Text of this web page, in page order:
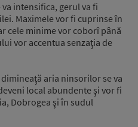
intensifica, gerul va fi
Maximele vor fi cuprinse în
cele minime vor coborî până
vor accentua senzaţia de
aria ninsorilor se va
local abundente şi vor fi
Dobrogea şi în sudul